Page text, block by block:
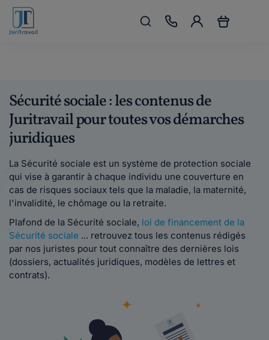
Sécurité sociale : les contenus de
Juritravail pour toutes vos démarches
juridiques
La Sécurité sociale est un système de protection sociale
qui vise à garantir à chaque individu une couverture en
cas de risques sociaux tels que la maladie, la maternité,
l'invalidité, le chômage ou la retraite.
Plafond de la Sécurité sociale, loi de financement de la
Sécurité sociale ... retrouvez tous les contenus rédigés
par nos juristes pour tout connaître des dernières lois
(dossiers, actualités juridiques, modèles de lettres et
contrats).